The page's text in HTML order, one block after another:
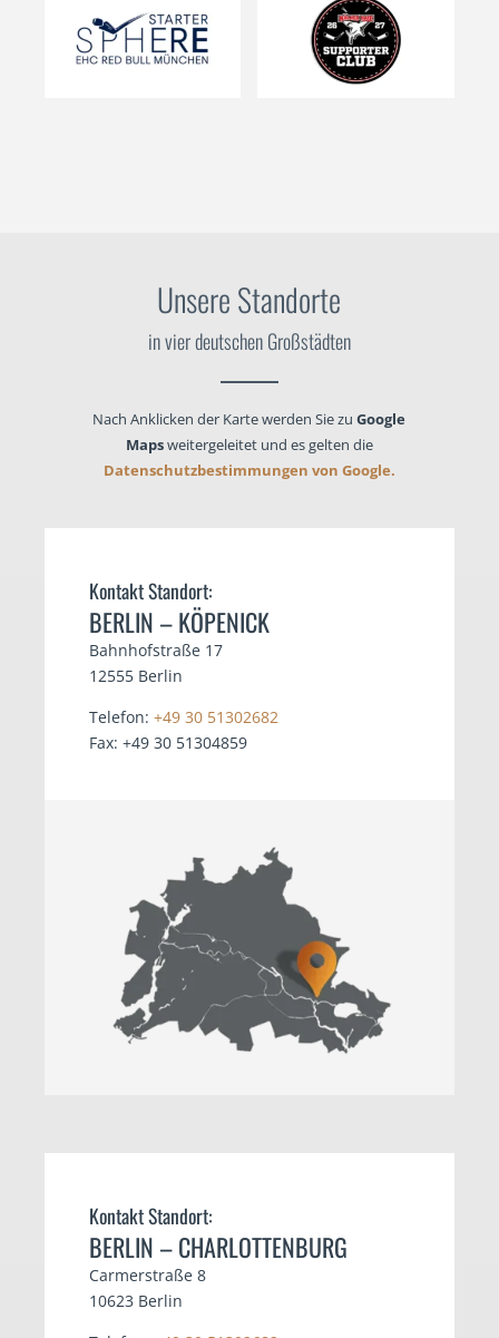
Unsere Standorte
in vier deutschen Großstädten
Nach Anklicken der Karte werden Sie zuGoogle
Mapsweitergeleitet und es gelten die
Datenschutzbestimmungen von Google.
Kontakt Standort:
BERLIN – KÖPENICK
Bahnhofstraße 17
12555 Berlin
Telefon:+49 30 51302682
Fax: +49 30 51304859
Kontakt Standort:
BERLIN – CHARLOTTENBURG
Carmerstraße 8
10623 Berlin